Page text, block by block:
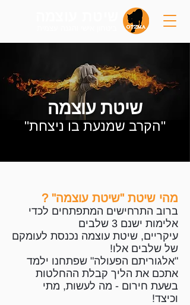
"הקרב שמנעת בו ניצחת"
שיטת עוצמה
מהי שיטת "שיטת עוצמה" ?
ברוב התרחישים המתפתחים לכדי
אלימות ישנם 3 שלבים
עיקריים, שיטת עוצמה נכנסת לעומקם
של שלבים אלו!
"אלגוריתם הפעולה" שפתחנו ילמד
אתכם את הליך קבלת ההחלטות
בשעת חירום - מה לעשות, מתי
וכיצד!